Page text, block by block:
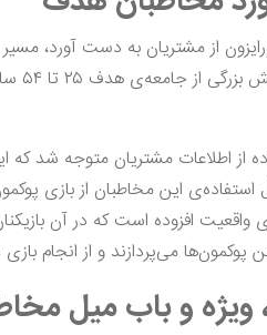
از مشتریان به دست آورد،
از اطلاعات مشتریان متوجه شد که
افزوده است که در آن
می‌پردازند و از انجام
و باب میل